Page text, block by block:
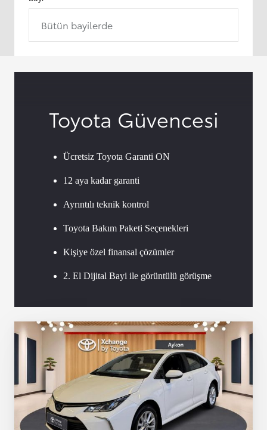
Bütün bayilerde
Toyota Güvencesi
Ücretsiz Toyota Garanti ON
12 aya kadar garanti
Ayrıntılı teknik kontrol
Toyota Bakım Paketi Seçenekleri
Kişiye özel finansal çözümler
2. El Dijital Bayi ile görüntülü görüşme